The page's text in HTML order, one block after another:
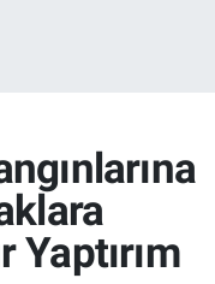
Yaptırım